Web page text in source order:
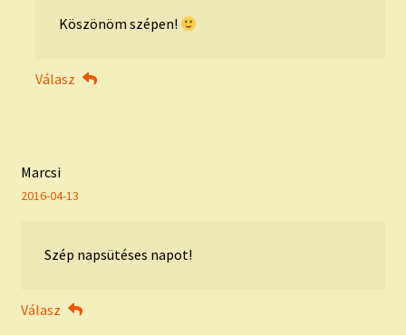
Köszönöm szépen!
Válasz
Marcsi
2016-04-13
Szép napsütéses napot!
Válasz